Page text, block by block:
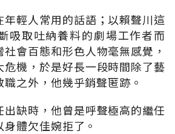
年輕人常用的話語；以賴聲川這
吸取吐納養料的劇場工作者而
會百態和形色人物毫無感覺，
危機，於是好長一段時間除了藝
之外，他幾乎銷聲匿跡。
出缺時，他曾是呼聲極高的繼任
體欠佳婉拒了。